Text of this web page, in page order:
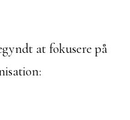
at fokusere på